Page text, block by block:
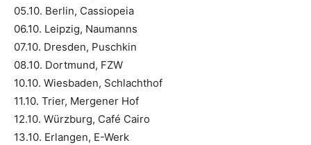
05.10. Berlin, Cassiopeia
06.10. Leipzig, Naumanns
07.10. Dresden, Puschkin
08.10. Dortmund, FZW
10.10. Wiesbaden, Schlachthof
11.10. Trier, Mergener Hof
12.10. Würzburg, Café Cairo
13.10. Erlangen, E-Werk